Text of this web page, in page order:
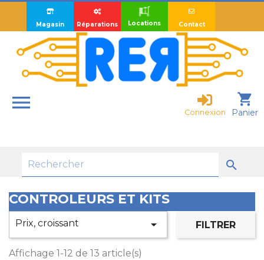
Magasin Réparations Locations Contact
 shopping_cart
Panier
Connexion

CONTROLEURS ET KITS
Prix, croissant  FILTRER
Affichage 1-12 de 13 article(s)